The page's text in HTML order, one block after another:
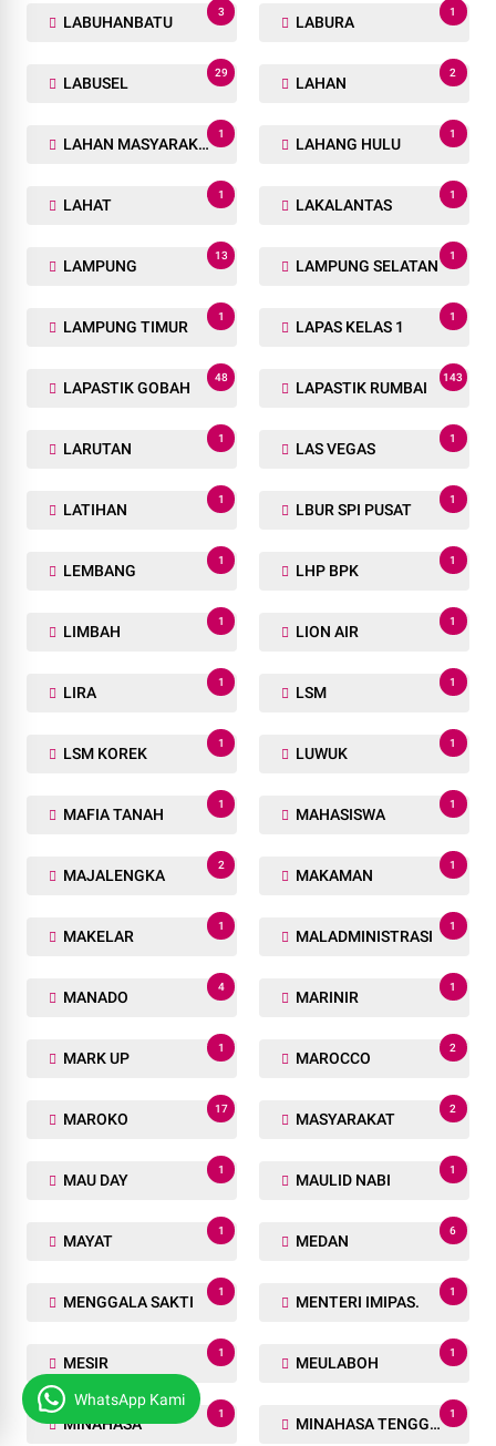
LABUHANBATU
3
LABURA
1
LABUSEL
29
LAHAN
2
LAHAN MASYARAKAT
1
LAHANG HULU
1
LAHAT
1
LAKALANTAS
1
LAMPUNG
13
LAMPUNG SELATAN
1
LAMPUNG TIMUR
1
LAPAS KELAS 1
1
LAPASTIK GOBAH
48
LAPASTIK RUMBAI
143
LARUTAN
1
LAS VEGAS
1
LATIHAN
1
LBUR SPI PUSAT
1
LEMBANG
1
LHP BPK
1
LIMBAH
1
LION AIR
1
LIRA
1
LSM
1
LSM KOREK
1
LUWUK
1
MAFIA TANAH
1
MAHASISWA
1
MAJALENGKA
2
MAKAMAN
1
MAKELAR
1
MALADMINISTRASI
1
MANADO
4
MARINIR
1
MARK UP
1
MAROCCO
2
MAROKO
17
MASYARAKAT
2
MAU DAY
1
MAULID NABI
1
MAYAT
1
MEDAN
6
MENGGALA SAKTI
1
MENTERI IMIPAS.
1
MESIR
1
MEULABOH
1
MINAHASA
1
MINAHASA TENGGARA
1
WhatsApp Kami